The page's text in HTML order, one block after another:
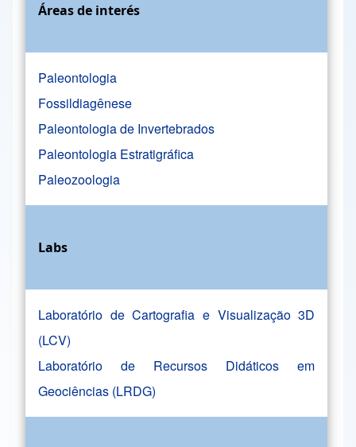
Áreas de interés
Paleontologia
Fossildiagênese
Paleontologia de Invertebrados
Paleontologia Estratigráfica
Paleozoologia
Labs
Laboratório de Cartografia e Visualização 3D
(LCV)
Laboratório de Recursos Didáticos em
Geociências (LRDG)